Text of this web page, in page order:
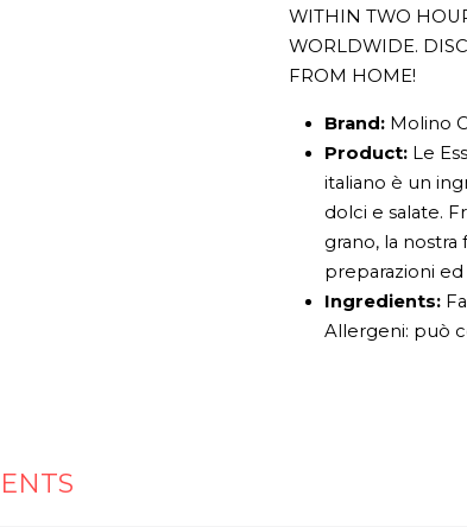
WITHIN TWO
WORLDWIDE.
FROM HOME!
Brand:Molino
Product:Le
italiano è un
dolci e salate.
grano, la
preparazioni
Ingredients:
Allergeni: può